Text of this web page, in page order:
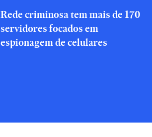
Rede criminosa tem mais de 170
servidores focados em
espionagem de celulares